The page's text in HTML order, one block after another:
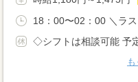
18：00〜02：00 ＼ラ
◇シフトは相談可能 予